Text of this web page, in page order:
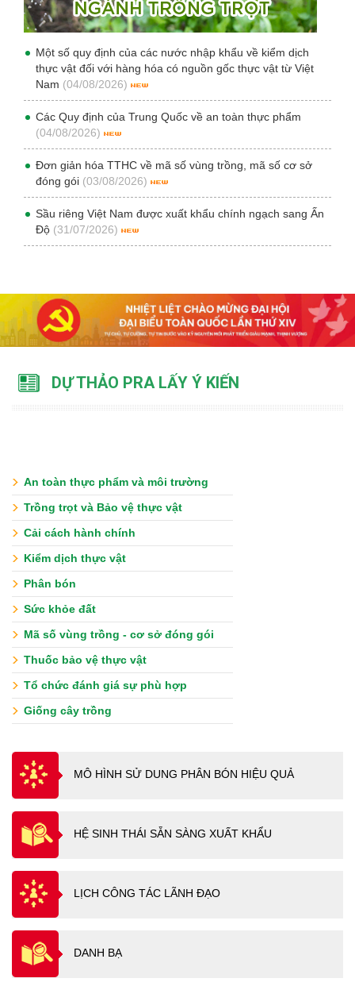
Một số quy định của các nước nhập khẩu về kiểm dịch
thực vật đối với hàng hóa có nguồn gốc thực vật từ Việt
Nam (04/08/2026)
Các Quy định của Trung Quốc về an toàn thực phẩm
(04/08/2026)
Đơn giản hóa TTHC về mã số vùng trồng, mã số cơ sở
đóng gói (03/08/2026)
Sầu riêng Việt Nam được xuất khẩu chính ngạch sang Ấn
Độ (31/07/2026)
DỰ THẢO PRA LẤY Ý KIẾN
An toàn thực phẩm và môi trường
Trồng trọt và Bảo vệ thực vật
Cải cách hành chính
Kiểm dịch thực vật
Phân bón
Sức khỏe đất
Mã số vùng trồng - cơ sở đóng gói
Thuốc bảo vệ thực vật
Tổ chức đánh giá sự phù hợp
Giống cây trồng
MÔ HÌNH SỬ DUNG PHÂN BÓN HIỆU QUẢ
HỆ SINH THÁI SẴN SÀNG XUẤT KHẨU
LỊCH CÔNG TÁC LÃNH ĐẠO
DANH BẠ